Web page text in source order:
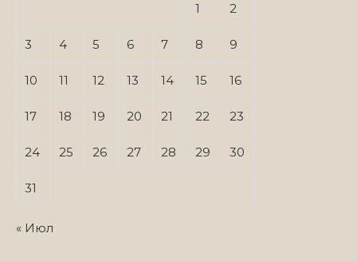
1 2
3 4 5 6 7 8 9
10 11 12 13 14 15 16
17 18 19 20 21 22 23
24 25 26 27 28 29 30
31
« Июл